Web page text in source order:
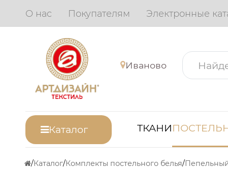
О нас Покупателям Электронные
Иваново
Каталог ТКАНИ
Каталог Комплекты постельного белья